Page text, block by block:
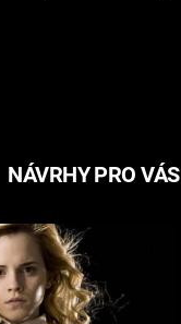
NÁVRHY PRO VÁS